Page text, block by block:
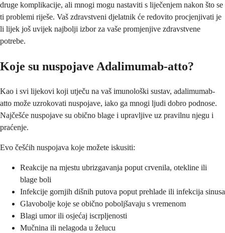
druge komplikacije, ali mnogi mogu nastaviti s liječenjem nakon što se
ti problemi riješe. Vaš zdravstveni djelatnik će redovito procjenjivati je
li lijek još uvijek najbolji izbor za vaše promjenjive zdravstvene
potrebe.
Koje su nuspojave Adalimumab-atto?
Kao i svi lijekovi koji utječu na vaš imunološki sustav, adalimumab-
atto može uzrokovati nuspojave, iako ga mnogi ljudi dobro podnose.
Najčešće nuspojave su obično blage i upravljive uz pravilnu njegu i
praćenje.
Evo češćih nuspojava koje možete iskusiti:
Reakcije na mjestu ubrizgavanja poput crvenila, otekline ili
blage boli
Infekcije gornjih dišnih putova poput prehlade ili infekcija sinusa
Glavobolje koje se obično poboljšavaju s vremenom
Blagi umor ili osjećaj iscrpljenosti
Mučnina ili nelagoda u želucu